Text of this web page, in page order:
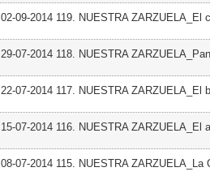
02-09-2014 119. NUESTRA ZARZUELA_El
29-07-2014 118. NUESTRA
22-07-2014 117. NUESTRA ZARZUELA_El
15-07-2014 116. NUESTRA ZARZUELA_El
08-07-2014 115. NUESTRA ZARZUELA_La